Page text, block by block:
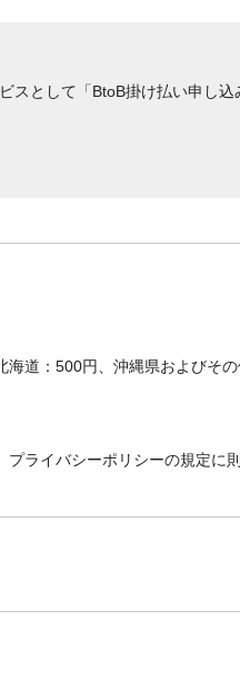
スとして「BtoB掛け払い申し
道：500円、沖縄県およびそ
ライバシーポリシーの規定に